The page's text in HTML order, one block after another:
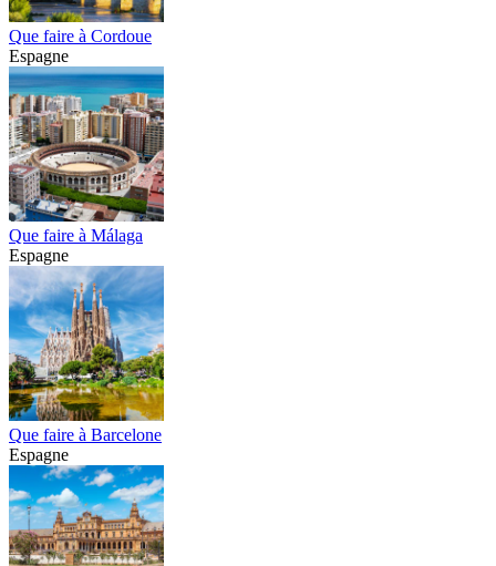
Que faire à Cordoue
Espagne
Que faire à Málaga
Espagne
Que faire à Barcelone
Espagne